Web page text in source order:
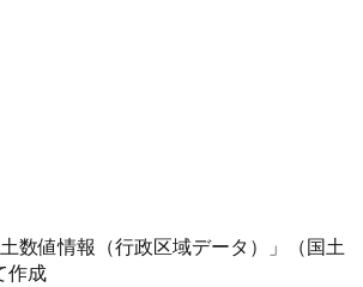
数値情報（行政区域データ）」（国土
作成